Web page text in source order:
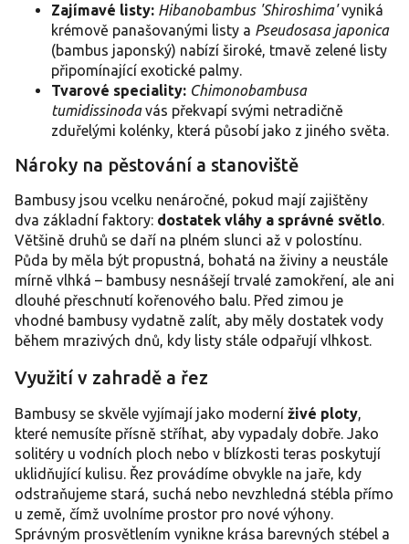
Zajímavé listy: Hibanobambus 'Shiroshima'vyniká
krémově panašovanými listy a Pseudosasa japonica
(bambus japonský) nabízí široké, tmavě zelené listy
připomínající exotické palmy.
Tvarové speciality: Chimonobambusa
tumidissinodavás překvapí svými netradičně
zduřelými kolénky, která působí jako z jiného světa.
Nároky na pěstování a stanoviště
Bambusy jsou vcelku nenáročné, pokud mají zajištěny
dva základní faktory: dostatek vláhy a správné světlo.
Většině druhů se daří na plném slunci až v polostínu.
Půda by měla být propustná, bohatá na živiny a neustále
mírně vlhká – bambusy nesnášejí trvalé zamokření, ale ani
dlouhé přeschnutí kořenového balu. Před zimou je
vhodné bambusy vydatně zalít, aby měly dostatek vody
během mrazivých dnů, kdy listy stále odpařují vlhkost.
Využití v zahradě a řez
Bambusy se skvěle vyjímají jako moderní živé ploty,
které nemusíte přísně stříhat, aby vypadaly dobře. Jako
solitéry u vodních ploch nebo v blízkosti teras poskytují
uklidňující kulisu. Řez provádíme obvykle na jaře, kdy
odstraňujeme stará, suchá nebo nevzhledná stébla přímo
u země, čímž uvolníme prostor pro nové výhony.
Správným prosvětlením vynikne krása barevných stébel a